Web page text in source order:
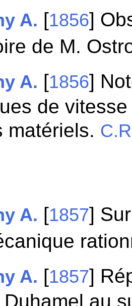
A. [1856]
de M.
A. [1856]
de
matériels.
A. [1857]
A. [1857]
au